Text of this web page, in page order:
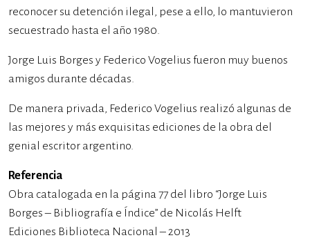
reconocer su detención ilegal, pese a ello, lo mantuvieron
secuestrado hasta el año 1980.
Jorge Luis Borges y Federico Vogelius fueron muy buenos
amigos durante décadas.
De manera privada, Federico Vogelius realizó algunas de
las mejores y más exquisitas ediciones de la obra del
genial escritor argentino.
Referencia
Obra catalogada en la página 77 del libro “Jorge Luis
Borges – Bibliografía e Índice” de Nicolás Helft
Ediciones Biblioteca Nacional – 2013